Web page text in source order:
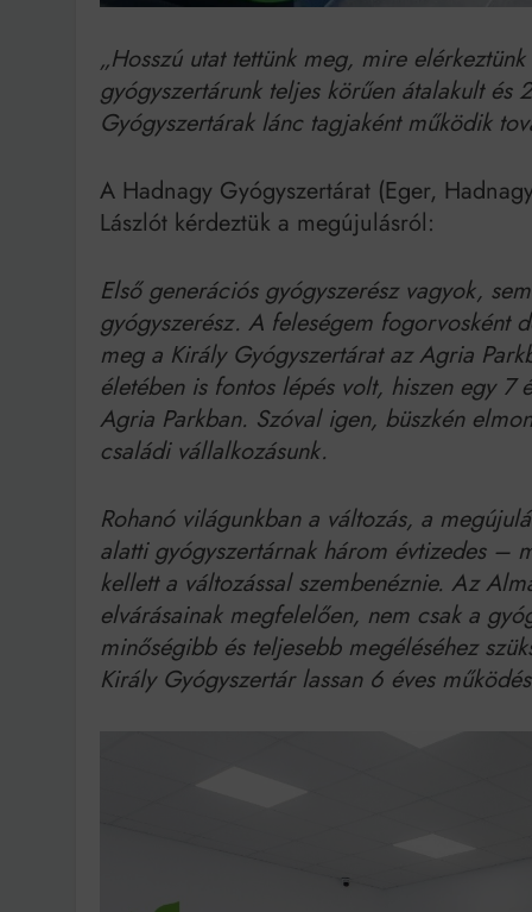
„Hosszú utat tettünk meg, mire
gyógyszertárunk teljes körűen átalakult
Gyógyszertárak lánc tagjaként működik
A Hadnagy Gyógyszertárat (Eger,
Lászlót kérdeztük a megújulásról:
Első generációs gyógyszerész vagyok,
gyógyszerész. A feleségem fogorvosként
meg a Király Gyógyszertárat az Agria
életében is fontos lépés volt, hiszen egy 7
Agria Parkban. Szóval igen, büszkén
családi vállalkozásunk.
Rohanó világunkban a változás, a
alatti gyógyszertárnak három évtizedes –
kellett a változással szembenéznie. Az
elvárásainak megfelelően, nem csak a
minőségibb és teljesebb megéléséhez
Király Gyógyszertár lassan 6 éves